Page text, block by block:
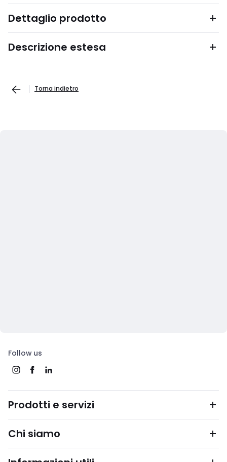
Dettaglio prodotto
Descrizione estesa
Torna indietro
Follow us
Prodotti e servizi
Chi siamo